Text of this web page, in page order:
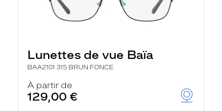
Lunettes de vue Baïa
BAA2101 315 BRUN FONCE
À partir de
129,00 €